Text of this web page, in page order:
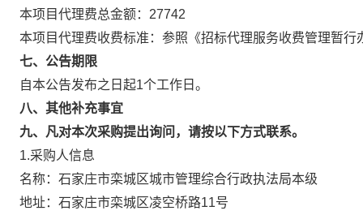
本项目代理费总金额：27742
本项目代理费收费标准：参照《招标代理服务收费管理暂
七、公告期限
自本公告发布之日起1个工作日。
八、其他补充事宜
九、凡对本次采购提出询问，请按以下方式联系。
1.采购人信息
名称：石家庄市栾城区城市管理综合行政执法局本级
地址：石家庄市栾城区凌空桥路11号